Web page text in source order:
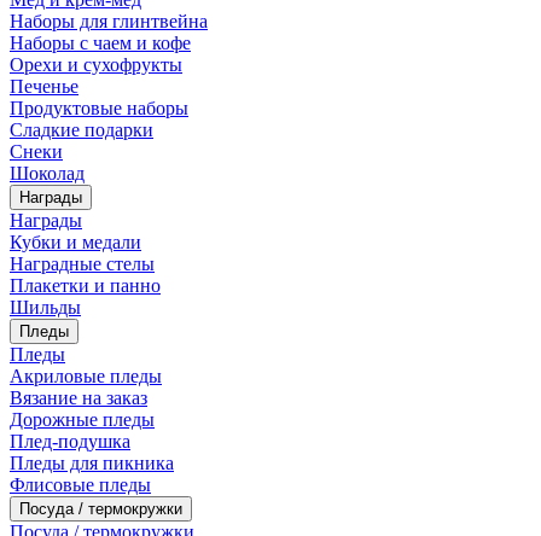
Наборы для глинтвейна
Наборы с чаем и кофе
Орехи и сухофрукты
Печенье
Продуктовые наборы
Сладкие подарки
Снеки
Шоколад
Награды
Награды
Кубки и медали
Наградные стелы
Плакетки и панно
Шильды
Пледы
Пледы
Акриловые пледы
Вязание на заказ
Дорожные пледы
Плед-подушка
Пледы для пикника
Флисовые пледы
Посуда / термокружки
Посуда / термокружки